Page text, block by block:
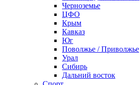
Черноземье
ЦФО
Крым
Кавказ
Юг
Поволжье / Приволжье
Урал
Сибирь
Дальний восток